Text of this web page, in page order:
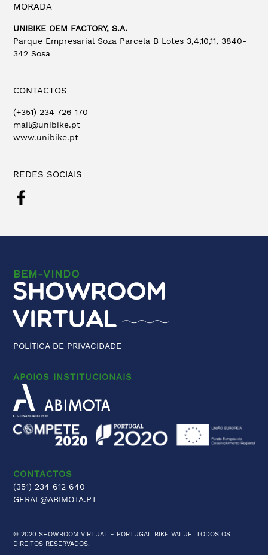
MORADA
UNIBIKE OEM FACTORY, S.A.
Parque Empresarial Soza Parcela B Lotes 3,4,10,11, 3840-
342 Sosa
CONTACTOS
(+351) 234 726 170
mail@unibike.pt
www.unibike.pt
REDES SOCIAIS
BEM-VINDO
POLÍTICA DE PRIVACIDADE
APOIOS INSTITUCIONAIS
CONTACTOS
(351) 234 612 640
GERAL@ABIMOTA.PT
© 2020 SHOWROOM VIRTUAL - PORTUGAL BIKE VALUE. TODOS OS
DIREITOS RESERVADOS.